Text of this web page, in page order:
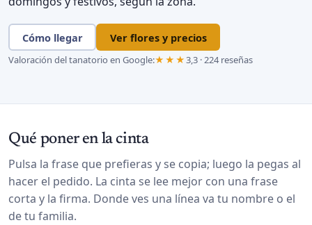
Cómo llegar Ver flores y precios
Valoración del tanatorio en Google:★★★3,3 · 224 reseñas
Qué poner en la cinta
Pulsa la frase que prefieras y se copia; luego la pegas al
hacer el pedido. La cinta se lee mejor con una frase
corta y la firma. Donde ves una línea va tu nombre o el
de tu familia.